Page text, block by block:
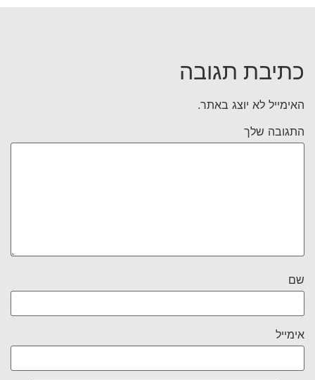
כתיבת תגובה
האימייל לא יוצג באתר.
התגובה שלך
שם
אימייל